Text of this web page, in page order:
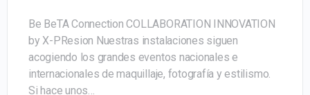
Be BeTA Connection COLLABORATION INNOVATION
by X-PResion Nuestras instalaciones siguen
acogiendo los grandes eventos nacionales e
internacionales de maquillaje, fotografía y estilismo.
Si hace unos…